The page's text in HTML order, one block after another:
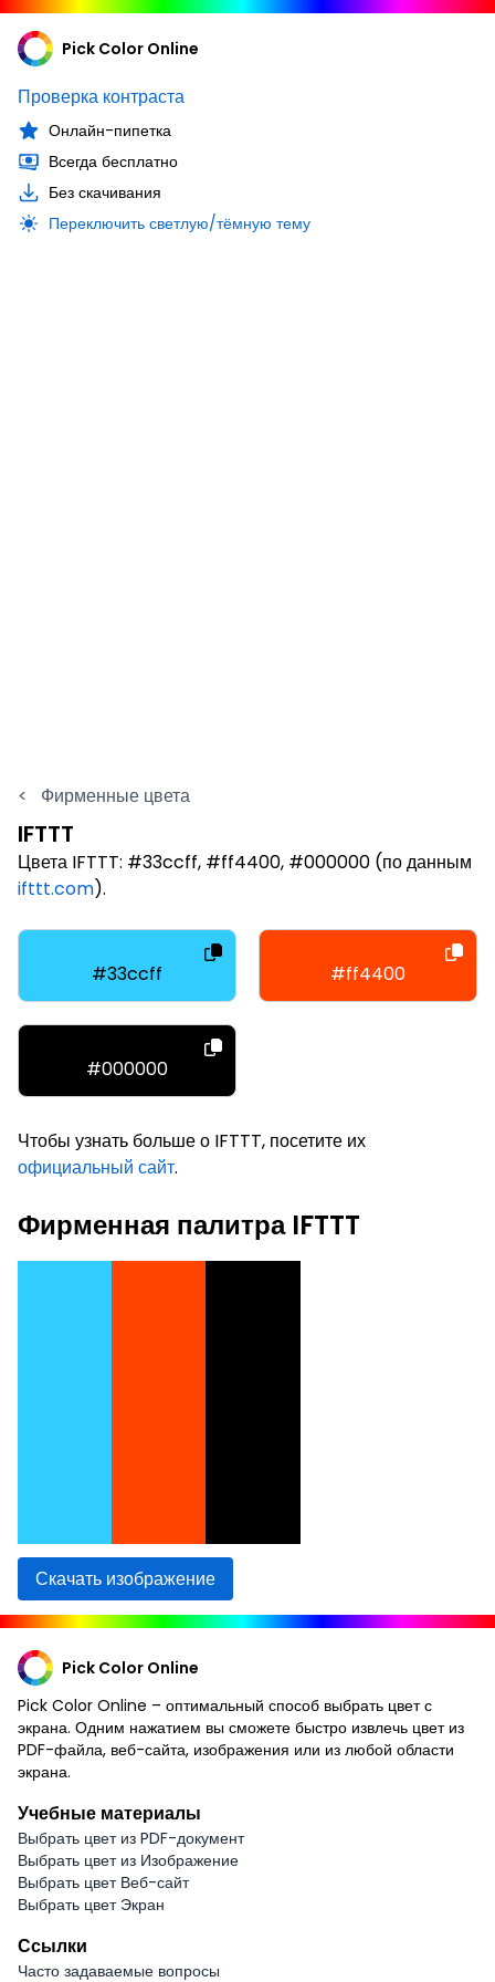
Pick Color Online
Проверка контраста
Онлайн-пипетка
Всегда бесплатно
Без скачивания
Переключить светлую/тёмную тему
< Фирменные цвета
IFTTT
Цвета IFTTT: #33ccff, #ff4400, #000000 (по данным
ifttt.com).
#33ccff #ff4400
#000000
Чтобы узнать больше о IFTTT, посетите их
официальный сайт.
Фирменная палитра IFTTT
Скачать изображение
Pick Color Online
Pick Color Online – оптимальный способ выбрать цвет с
экрана. Одним нажатием вы сможете быстро извлечь цвет из
PDF-файла, веб-сайта, изображения или из любой области
экрана.
Учебные материалы
Выбрать цвет из PDF-документ
Выбрать цвет из Изображение
Выбрать цвет Веб-сайт
Выбрать цвет Экран
Ссылки
Часто задаваемые вопросы